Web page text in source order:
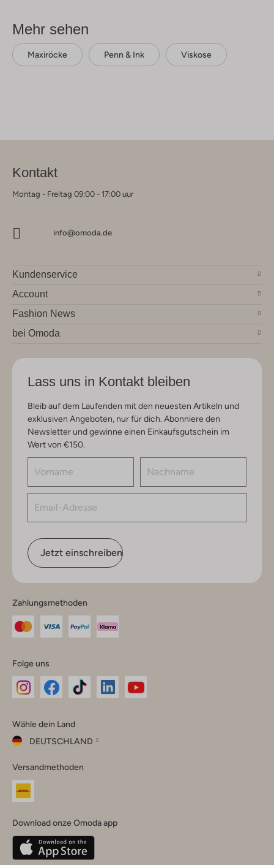
Mehr sehen
Maxiröcke Penn & Ink Viskose
Kontakt
Montag - Freitag 09:00 - 17:00 uur
info@omoda.de
Kundenservice
Account
Fashion News
bei Omoda
Lass uns in Kontakt bleiben
Bleib auf dem Laufenden mit den neuesten Artikeln und
exklusiven Angeboten, nur für dich. Abonniere den
Newsletter und gewinne einen Einkaufsgutschein im
Wert von €150.
Jetzt einschreiben
Zahlungsmethoden
Folge uns
Instagram
Facebook
TikTok
Wähle dein Land
DEUTSCHLAND
dein
Land
Belgique(Français)
Deutschland
Versandmethoden
Download onze Omoda app